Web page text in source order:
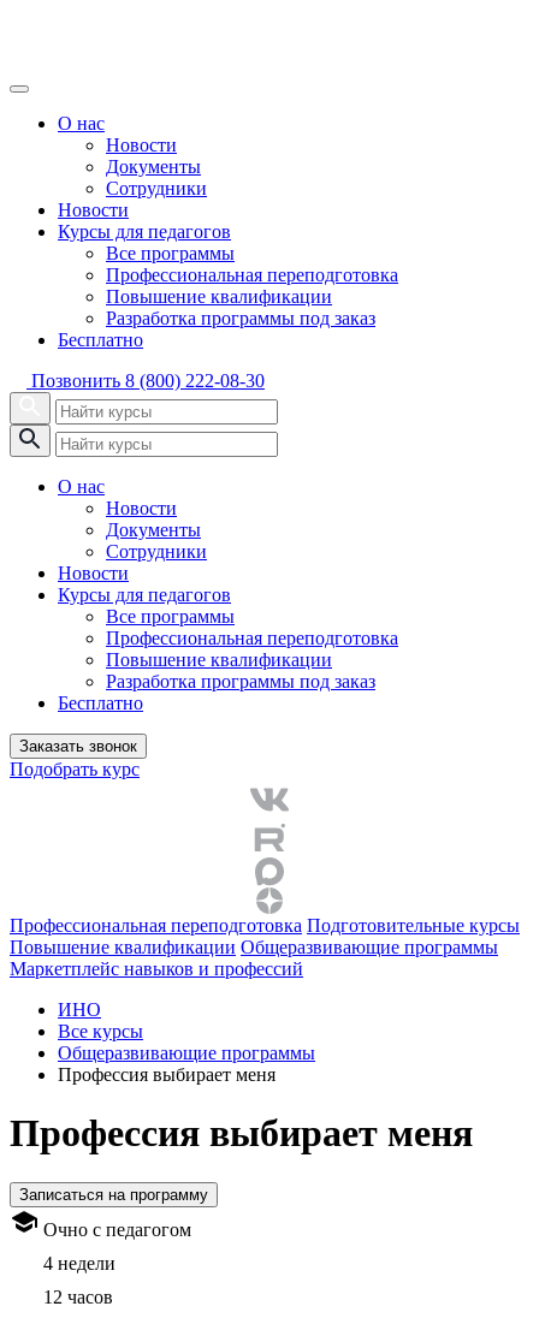
О нас
Новости
Документы
Сотрудники
Новости
Курсы для педагогов
Все программы
Профессиональная переподготовка
Повышение квалификации
Разработка программы под заказ
Бесплатно
Позвонить 8 (800) 222-08-30
О нас
Новости
Документы
Сотрудники
Новости
Курсы для педагогов
Все программы
Профессиональная переподготовка
Повышение квалификации
Разработка программы под заказ
Бесплатно
Заказать звонок
Подобрать курс
Профессиональная переподготовка Подготовительные курсы
Повышение квалификации Общеразвивающие программы
Маркетплейс навыков и профессий
ИНО
Все курсы
Общеразвивающие программы
Профессия выбирает меня
Профессия выбирает меня
Записаться на программу
Очно с педагогом
4 недели
12 часов